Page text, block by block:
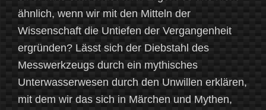
ähnlich, wenn wir mit den Mitteln der
Wissenschaft die Untiefen der Vergangenheit
ergründen? Lässt sich der Diebstahl des
Messwerkzeugs durch ein mythisches
Unterwasserwesen durch den Unwillen erklären,
mit dem wir das sich in Märchen und Mythen,